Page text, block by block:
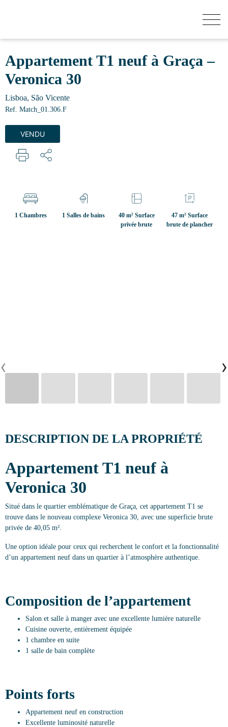
QUI SOMMES-NOUS
Appartement T1 neuf à Graça –
Veronica 30
Lisboa, São Vicente
Ref. Match_01.306.F
VENDU
1 Chambres 1 Salles de bains
40 m² Surface
privée brute
47 m² Surface
brute de plancher
‹ ›
DESCRIPTION DE LA PROPRIÉTÉ
Appartement T1 neuf à
Veronica 30
Situé dans le quartier emblématique de Graça, cet appartement T1 se
trouve dans le nouveau complexe Veronica 30, avec une superficie brute
privée de 40,05 m².
Une option idéale pour ceux qui recherchent le confort et la fonctionnalité
d’un appartement neuf dans un quartier à l’atmosphère authentique.
Composition de l’appartement
Salon et salle à manger avec une excellente lumière naturelle
Cuisine ouverte, entièrement équipée
1 chambre en suite
1 salle de bain complète
Points forts
Appartement neuf en construction
Excellente luminosité naturelle